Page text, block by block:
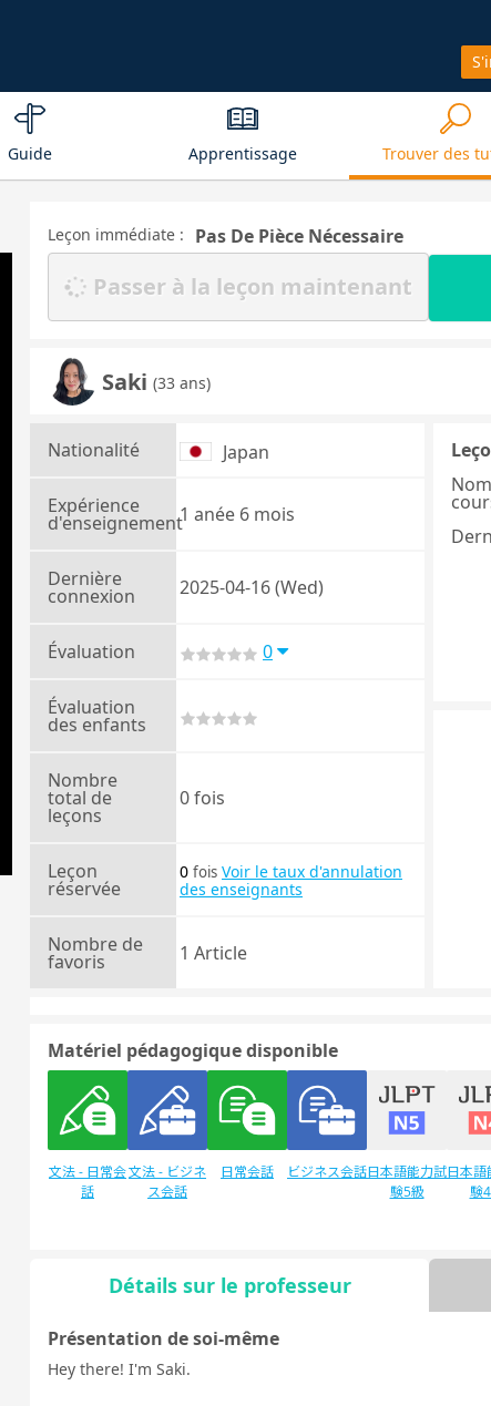
Guide Apprentissage Trouver des
Leçon immédiate : Pas De Pièce Nécessaire
Passer à la leçon maintenant
Saki (33 ans)
Nationalité Japan
Expérience
d'enseignement1 anée 6 mois
Dernière
connexion 2025-04-16 (Wed)
Évaluation 0
Évaluation
des enfants
Nombre
total de
leçons
0 fois
Leçon
réservée
0 fois Voir le taux d'annulation
des enseignants
Nombre de
favoris 1 Article
Matériel pédagogique disponible
文法 - 日常会
話
文法 - ビジネ
ス会話
日常会話 ビジネス会話日本語能力試
験5級
日本語
験
Détails sur le professeur
Présentation de soi-même
Hey there! I'm Saki.